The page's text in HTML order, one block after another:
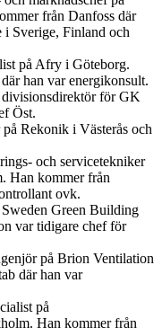
från Danfoss där
i Sverige, Finland och
på Afry i Göteborg.
han var energikonsult.
för GK
Öst.
Rekonik i Västerås och
och servicetekniker
Han kommer från
ovk.
Green Building
var tidigare chef för
på Brion Ventilation
där han var
på
Han kommer från